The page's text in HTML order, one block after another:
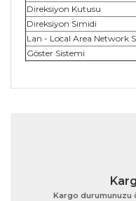
Direksiyon Kutusu
Direksiyon Simidi
Lan - Local Area Network
Göster Sistemi
Bu ürünün fiyat bilgisi,
Ürün
Kargo durumunuzu